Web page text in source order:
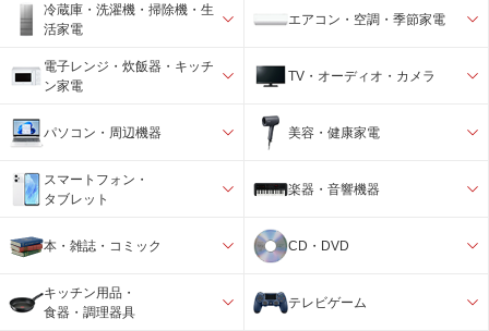
冷蔵庫・洗濯機・掃除機・生
活家電
エアコン・空調・季節家電
電子レンジ・炊飯器・キッチ
ン家電
TV・オーディオ・カメラ
パソコン・周辺機器 美容・健康家電
スマートフォン・
タブレット
楽器・音響機器
本・雑誌・コミック CD・DVD
キッチン用品・
食器・調理器具
テレビゲーム